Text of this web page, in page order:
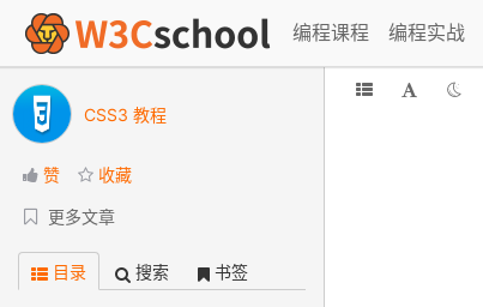
编程课程 编程实战
CSS3 教程
赞 收藏
更多文章
目录 搜索 书签